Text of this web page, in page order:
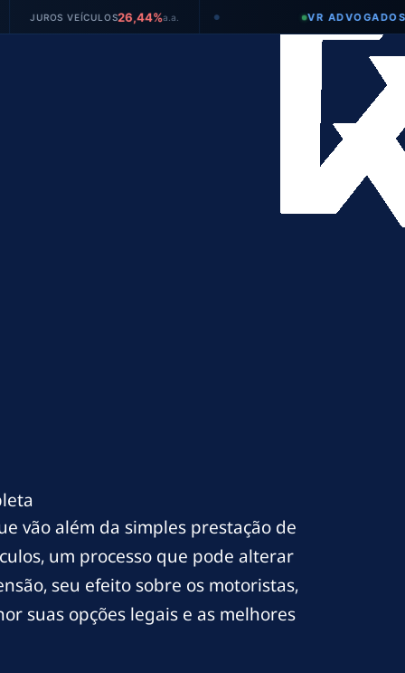
VEÍCULOS26,44%a.a. ● VR ADVOGADOS
vão além da simples prestação de
um processo que pode alterar
seu efeito sobre os motoristas,
suas opções legais e as melhores